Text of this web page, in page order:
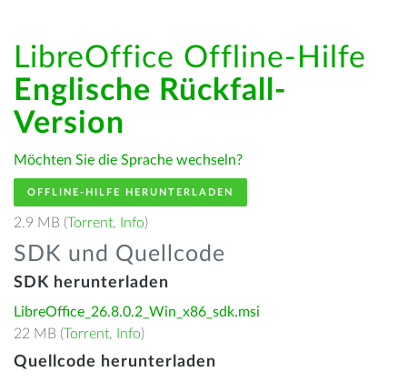
LibreOffice Offline-Hilfe
Englische Rückfall-
Version
Möchten Sie die Sprache wechseln?
OFFLINE-HILFE HERUNTERLADEN
2.9 MB (Torrent, Info)
SDK und Quellcode
SDK herunterladen
LibreOffice_26.8.0.2_Win_x86_sdk.msi
22 MB (Torrent, Info)
Quellcode herunterladen